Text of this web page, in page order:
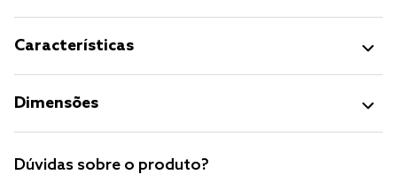
Características
Dimensões
Dúvidas sobre o produto?